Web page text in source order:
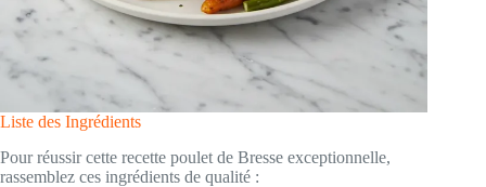
Liste des Ingrédients
Pour réussir cette recette poulet de Bresse exceptionnelle,
rassemblez ces ingrédients de qualité :